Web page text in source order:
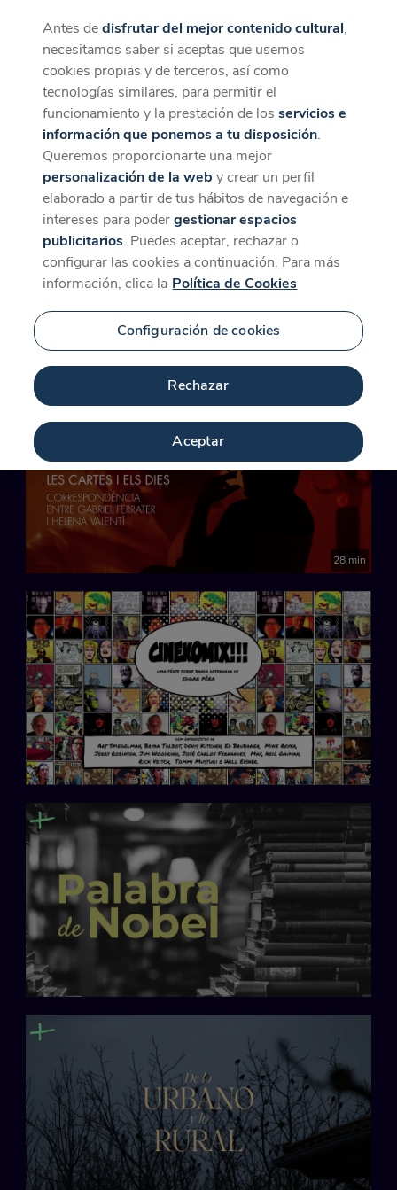
CaixaForum+
La mejor experiencia desde la App
Descargar
Contenido relacionado
para 'Cor meu al món'
28 min
Antes dedisfrutar del mejor contenido cultural,
necesitamos saber si aceptas que usemos
cookies propias y de terceros, así como
tecnologías similares, para permitir el
funcionamiento y la prestación de losservicios e
información que ponemos a tu disposición.
Queremos proporcionarte una mejor
personalización de la web y crear un perfil
elaborado a partir de tus hábitos de navegación e
intereses para podergestionar espacios
publicitarios. Puedes aceptar, rechazar o
configurar las cookies a continuación. Para más
información, clica la Política de Cookies
Configuración de cookies
Rechazar
Aceptar